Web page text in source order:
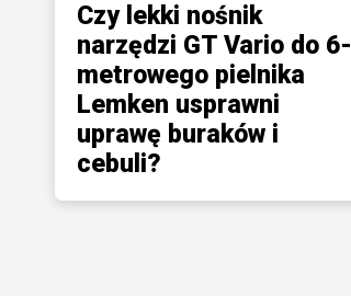
Czy lekki nośnik
narzędzi GT Vario do 6-
metrowego pielnika
Lemken usprawni
uprawę buraków i
cebuli?